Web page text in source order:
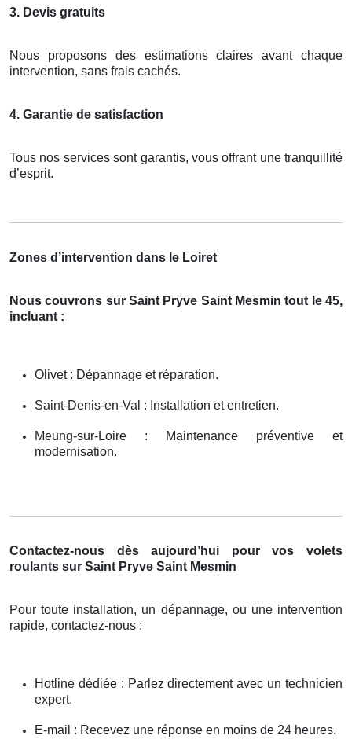
3. Devis gratuits
Nous proposons des estimations claires avant chaque
intervention, sans frais cachés.
4. Garantie de satisfaction
Tous nos services sont garantis, vous offrant une tranquillité
d’esprit.
Zones d’intervention dans le Loiret
Nous couvrons sur Saint Pryve Saint Mesmin tout le 45,
incluant :
Olivet : Dépannage et réparation.
Saint-Denis-en-Val : Installation et entretien.
Meung-sur-Loire : Maintenance préventive et
modernisation.
Contactez-nous dès aujourd’hui pour vos volets
roulants sur Saint Pryve Saint Mesmin
Pour toute installation, un dépannage, ou une intervention
rapide, contactez-nous :
Hotline dédiée : Parlez directement avec un technicien
expert.
E-mail : Recevez une réponse en moins de 24 heures.